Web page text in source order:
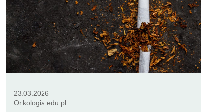
23.03.2026
Onkologia.edu.pl